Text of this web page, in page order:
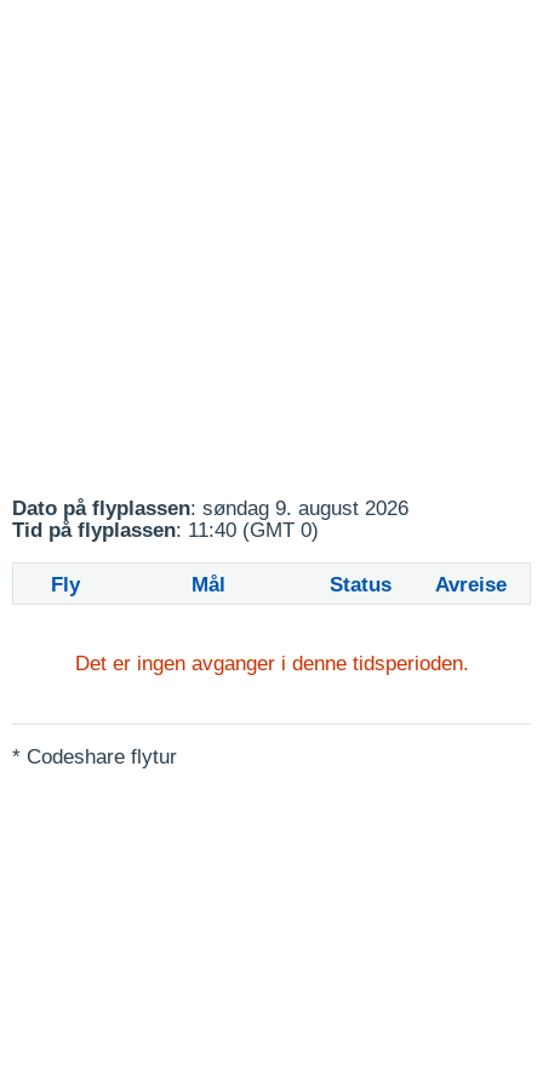
Dato på flyplassen: søndag 9. august 2026
Tid på flyplassen: 11:40 (GMT 0)
Fly Mål Status Avreise
Det er ingen avganger i denne tidsperioden.
* Codeshare flytur